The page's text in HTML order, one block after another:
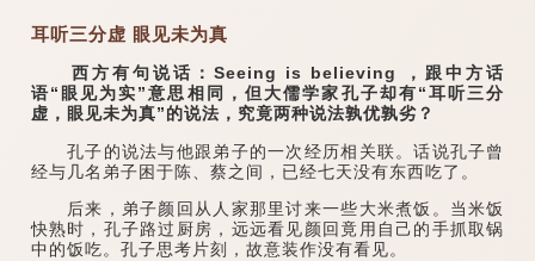
耳听三分虚 眼见未为真
西方有句说话：Seeing is believing ，跟中方话
语“眼见为实”意思相同，但大儒学家孔子却有“耳听三分
虚，眼见未为真”的说法，究竟两种说法孰优孰劣？
孔子的说法与他跟弟子的一次经历相关联。话说孔子曾
经与几名弟子困于陈、蔡之间，已经七天没有东西吃了。
后来，弟子颜回从人家那里讨来一些大米煮饭。当米饭
快熟时，孔子路过厨房，远远看见颜回竟用自己的手抓取锅
中的饭吃。孔子思考片刻，故意装作没有看见。